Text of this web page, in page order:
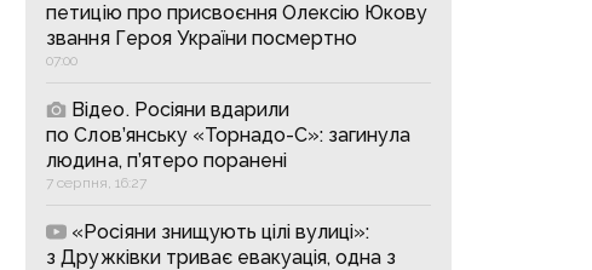
петицію про присвоєння Олексію Юкову
звання Героя України посмертно
07:00
Відео. Росіяни вдарили
по Слов’янську «Торнадо-С»: загинула
людина, п’ятеро поранені
7 серпня, 16:27
«Росіяни знищують цілі вулиці»:
з Дружківки триває евакуація, одна з